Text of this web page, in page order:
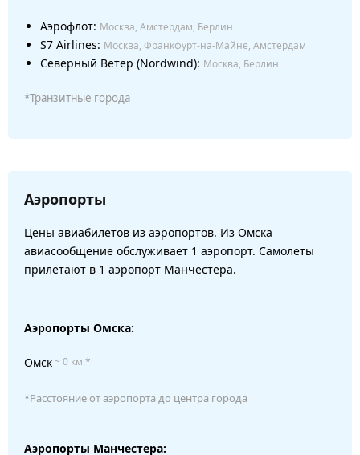
Аэрофлот: Москва, Амстердам, Берлин
S7 Airlines: Москва, Франкфурт-на-Майне, Амстердам
Северный Ветер (Nordwind): Москва, Берлин
*Транзитные города
Аэропорты
Цены авиабилетов из аэропортов. Из Омска
авиасообщение обслуживает 1 аэропорт. Самолеты
прилетают в 1 аэропорт Манчестера.
Аэропорты Омска:
Омск~ 0 км.*
*Расстояние от аэропорта до центра города
Аэропорты Манчестера: